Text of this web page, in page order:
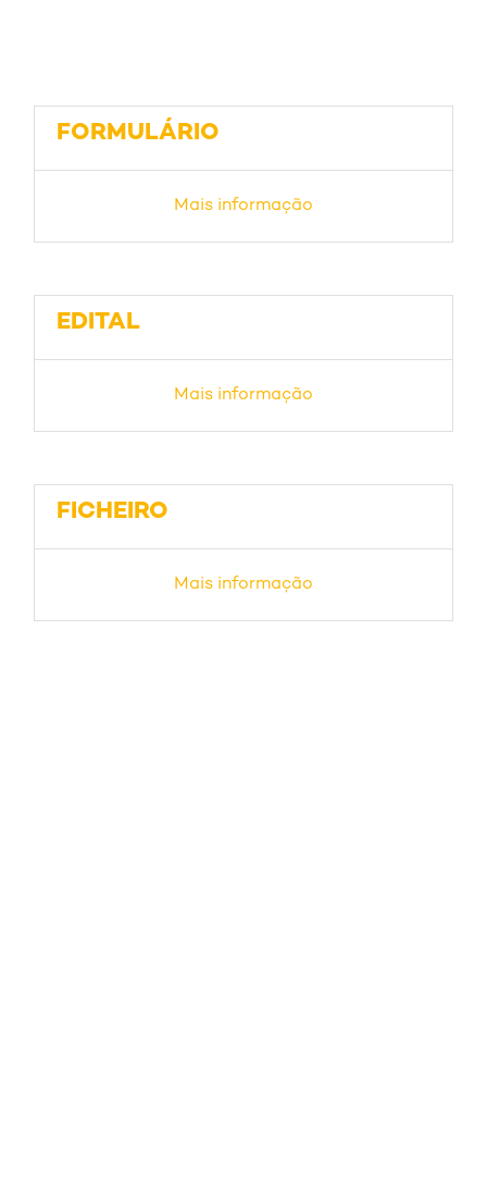
FORMULÁRIO
Mais informação
EDITAL
Mais informação
FICHEIRO
Mais informação